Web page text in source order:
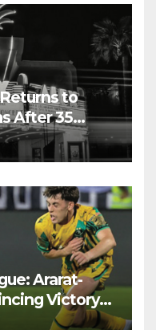
to
After 35
Ararat-
Victory
2-0